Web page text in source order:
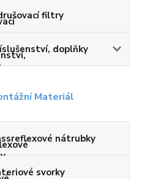
filtry
doplňky
Materiál
nátrubky
svorky